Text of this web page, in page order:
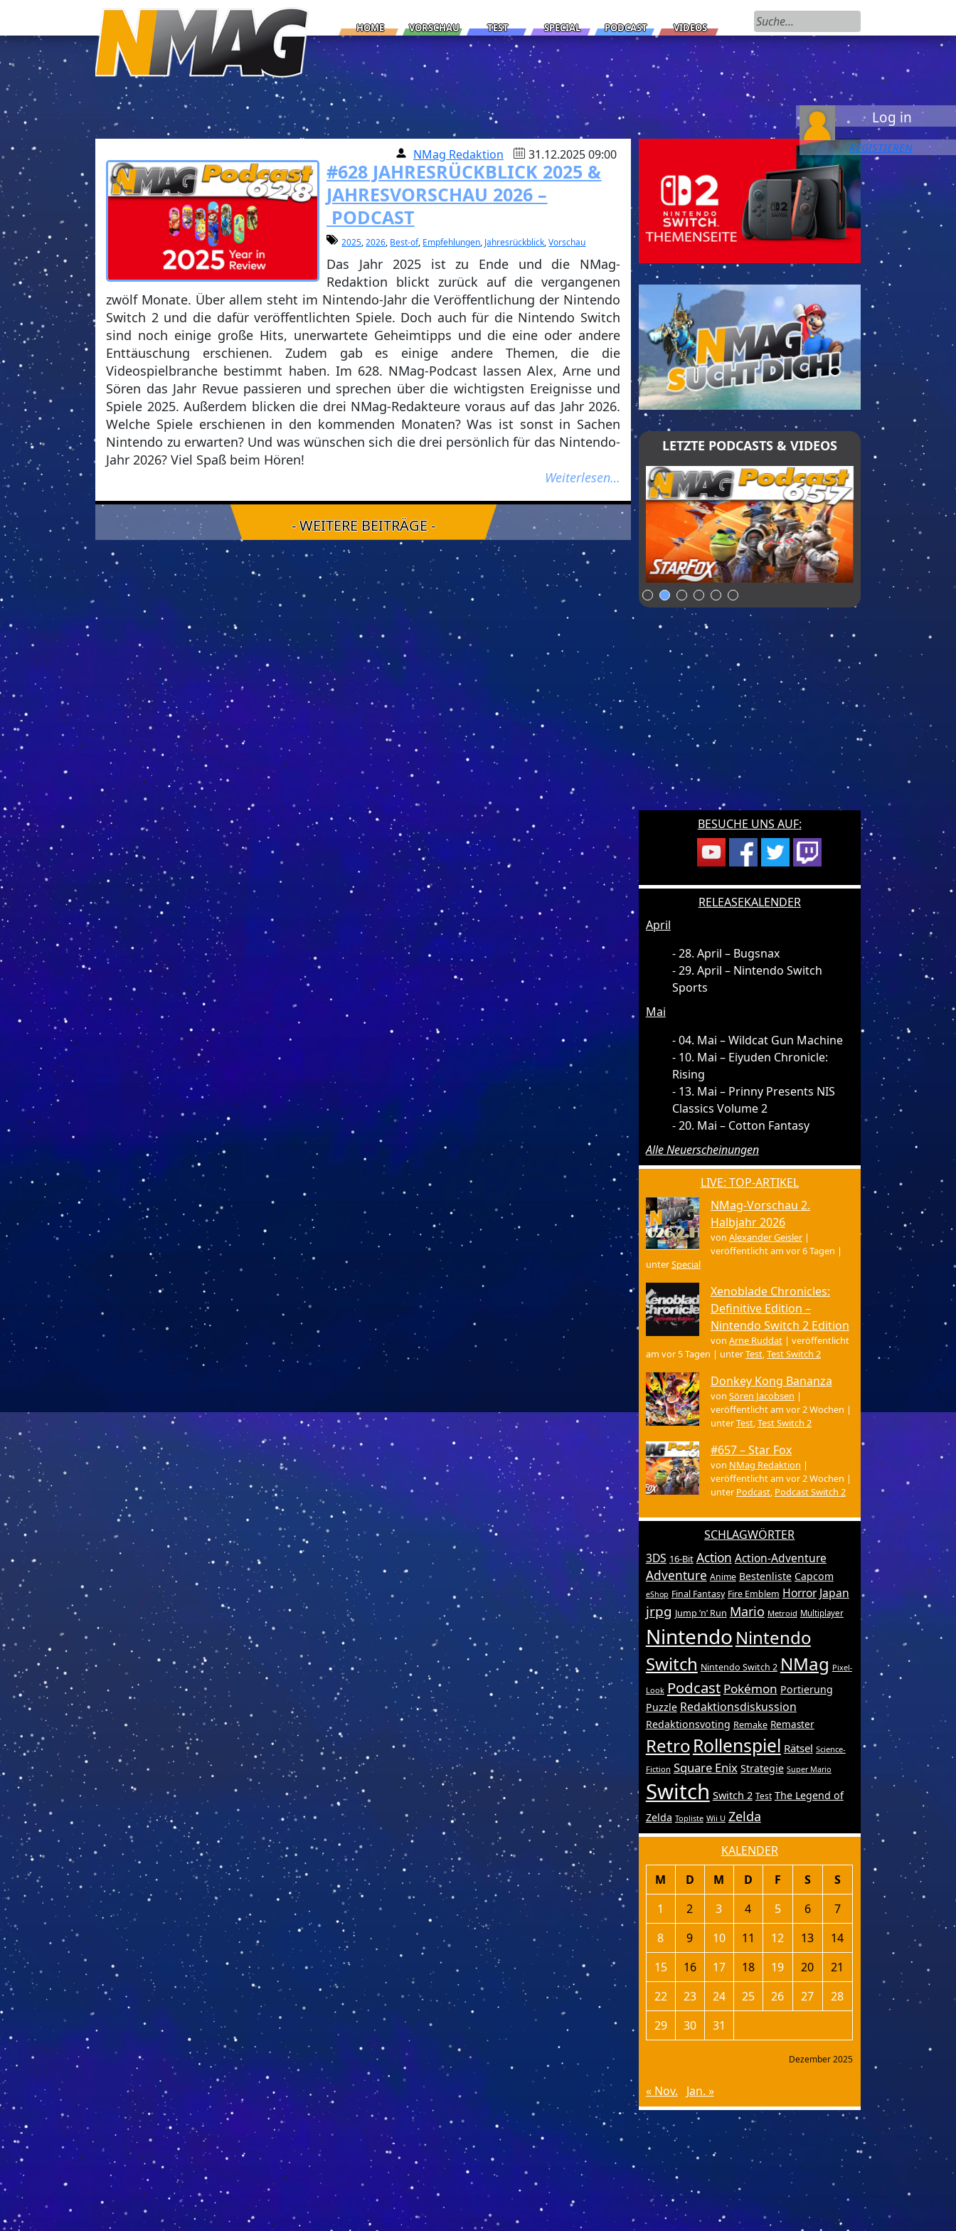
HOME VORSCHAU TEST SPECIAL PODCAST VIDEOS
Suchen nach:
Log in
REGISTIEREN
NMag Redaktion 31.12.2025 09:00
#628 JAHRESRÜCKBLICK 2025 &
JAHRESVORSCHAU 2026 –
PODCAST
2025,2026, Best-of, Empfehlungen, Jahresrückblick,Vorschau
Das Jahr 2025 ist zu Ende und die NMag-
Redaktion blickt zurück auf die vergangenen
zwölf Monate. Über allem steht im Nintendo-Jahr die Veröffentlichung der Nintendo
Switch 2 und die dafür veröffentlichten Spiele. Doch auch für die Nintendo Switch
sind noch einige große Hits, unerwartete Geheimtipps und die eine oder andere
Enttäuschung erschienen. Zudem gab es einige andere Themen, die die
Videospielbranche bestimmt haben. Im 628. NMag-Podcast lassen Alex, Arne und
Sören das Jahr Revue passieren und sprechen über die wichtigsten Ereignisse und
Spiele 2025. Außerdem blicken die drei NMag-Redakteure voraus auf das Jahr 2026.
Welche Spiele erschienen in den kommenden Monaten? Was ist sonst in Sachen
Nintendo zu erwarten? Und was wünschen sich die drei persönlich für das Nintendo-
Jahr 2026? Viel Spaß beim Hören!
Weiterlesen…
- WEITERE BEITRÄGE -
LETZTE PODCASTS & VIDEOS
BESUCHE UNS AUF:
RELEASEKALENDER
April
28. April – Bugsnax
29. April – Nintendo Switch
Sports
Mai
04. Mai – Wildcat Gun Machine
10. Mai – Eiyuden Chronicle:
Rising
13. Mai – Prinny Presents NIS
Classics Volume 2
20. Mai – Cotton Fantasy
Alle Neuerscheinungen
LIVE: TOP-ARTIKEL
NMag-Vorschau 2.
Halbjahr 2026
von Alexander Geisler|
veröffentlicht am vor 6 Tagen |
unterSpecial
Xenoblade Chronicles:
Definitive Edition –
Nintendo Switch 2 Edition
von Arne Ruddat| veröffentlicht
am vor 5 Tagen | unterTest,Test Switch 2
Donkey Kong Bananza
von Sören Jacobsen |
veröffentlicht am vor 2 Wochen |
unterTest,Test Switch 2
#657 – Star Fox
von NMag Redaktion |
veröffentlicht am vor 2 Wochen |
unter Podcast, Podcast Switch 2
SCHLAGWÖRTER
3DS 16-Bit Action Action-Adventure
Adventure Anime Bestenliste Capcom
eShop Final Fantasy Fire Emblem Horror Japan
jrpg Jump ’n’ Run Mario Metroid Multiplayer
Nintendo Nintendo
Switch Nintendo Switch 2 NMag Pixel-
Look Podcast Pokémon Portierung
Puzzle Redaktionsdiskussion
Redaktionsvoting Remake Remaster
RetroRollenspiel Rätsel Science-
Fiction Square Enix Strategie Super Mario
Switch Switch 2 Test The Legend of
Zelda Topliste Wii U Zelda
KALENDER
Dezember 2025
M D M D F S
S
1
2 3 4 5 6
7
8
9 10 11 12 13
14
15
16 17 18 19 20
21
22
23 24 25 26 27
28
29
30 31
« Nov. Jan. »